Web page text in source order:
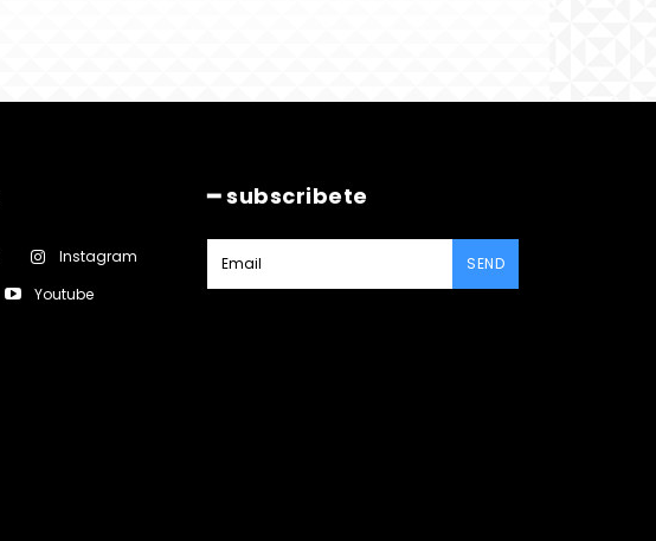
Instagram
Youtube
━ subscribete
SEND